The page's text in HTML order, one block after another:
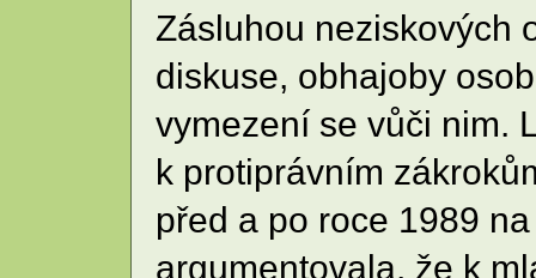
Zásluhou neziskových
diskuse, obhajoby
vymezení se vůči nim.
k protiprávním
před a po roce 1989
argumentovala, že k